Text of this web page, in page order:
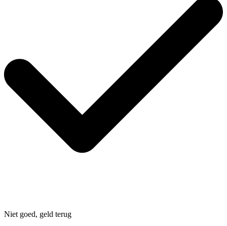
Niet goed, geld terug